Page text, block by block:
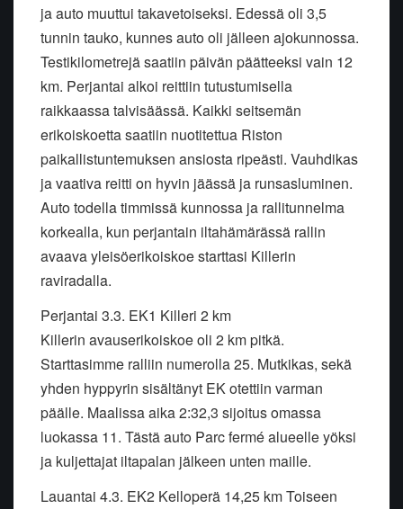
ja auto muuttui takavetoiseksi. Edessä oli 3,5
tunnin tauko, kunnes auto oli jälleen ajokunnossa.
Testikilometrejä saatiin päivän päätteeksi vain 12
km. Perjantai alkoi reittiin tutustumisella
raikkaassa talvisäässä. Kaikki seitsemän
erikoiskoetta saatiin nuotitettua Riston
paikallistuntemuksen ansiosta ripeästi. Vauhdikas
ja vaativa reitti on hyvin jäässä ja runsasluminen.
Auto todella timmissä kunnossa ja rallitunnelma
korkealla, kun perjantain iltahämärässä rallin
avaava yleisöerikoiskoe starttasi Killerin
raviradalla.
Perjantai 3.3. EK1 Killeri 2 km
Killerin avauserikoiskoe oli 2 km pitkä.
Starttasimme ralliin numerolla 25. Mutkikas, sekä
yhden hyppyrin sisältänyt EK otettiin varman
päälle. Maalissa aika 2:32,3 sijoitus omassa
luokassa 11. Tästä auto Parc fermé alueelle yöksi
ja kuljettajat iltapalan jälkeen unten maille.
Lauantai 4.3. EK2 Kelloperä 14,25 km Toiseen